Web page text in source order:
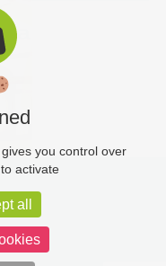
you control over
activate
all